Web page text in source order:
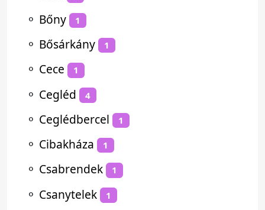
⚬ Bőny 1
⚬ Bősárkány 1
⚬ Cece 1
⚬ Cegléd 4
⚬ Ceglédbercel 1
⚬ Cibakháza 1
⚬ Csabrendek 1
⚬ Csanytelek 1